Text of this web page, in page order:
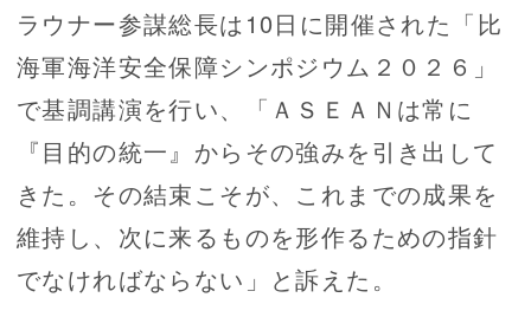
ラウナー参謀総長は10日に開催された「比
海軍海洋安全保障シンポジウム２０２６」
で基調講演を行い、「ＡＳＥＡＮは常に
『目的の統一』からその強みを引き出して
きた。その結束こそが、これまでの成果を
維持し、次に来るものを形作るための指針
でなければならない」と訴えた。